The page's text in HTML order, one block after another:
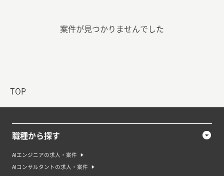
TOP
案件が見つかりませんでした
職種から探す
AIエンジニアの求人・案件
AIコンサルタントの求人・案件